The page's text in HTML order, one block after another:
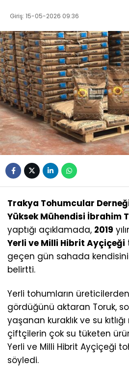
Giriş: 15-05-2026 09:36
Trakya Tohumcular
Yüksek Mühendisi İbrahim
yaptığı açıklamada, 2019
Yerli ve Milli Hibrit Ayçiçeği
geçen gün sahada kendisini
belirtti.
Yerli tohumların
gördüğünü aktaran Toruk,
yaşanan kuraklık ve su
çiftçilerin çok su tüketen
Yerli ve Milli Hibrit Ayçiçeği
söyledi.